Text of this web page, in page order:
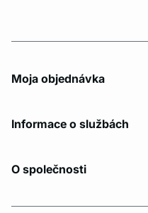
Moja objednávka
Informace o službách
O společnosti